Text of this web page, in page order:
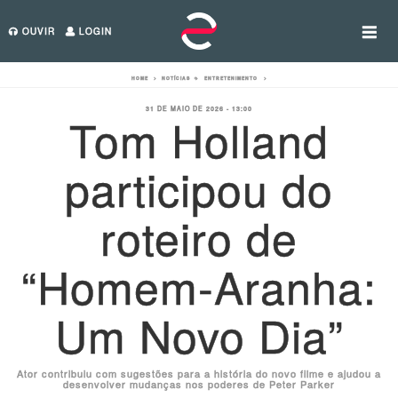
OUVIR LOGIN
HOME > NOTÍCIAS > ENTRETENIMENTO >
31 DE MAIO DE 2026 - 13:00
Tom Holland
participou do
roteiro de
“Homem-Aranha:
Um Novo Dia”
Ator contribuiu com sugestões para a história do novo filme e ajudou a
desenvolver mudanças nos poderes de Peter Parker